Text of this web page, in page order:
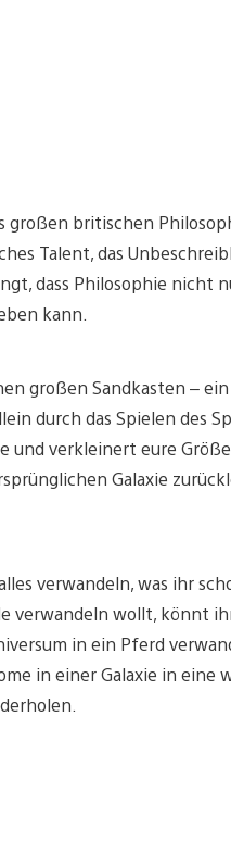
britischen
Talent, das
dass Philosophie nicht
kann.
großen Sandkasten –
durch das Spielen des
und verkleinert eure
Galaxie
verwandeln, was ihr
verwandeln wollt, könnt
in ein Pferd
in einer Galaxie in eine